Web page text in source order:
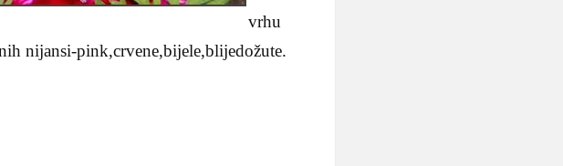
vrhu
nijansi-pink,crvene,bijele,blijedožute.